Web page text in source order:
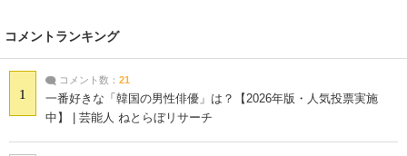
コメントランキング
1
コメント数： 21
一番好きな「韓国の男性俳優」は？【2026年版・人気投票実施
中】 | 芸能人 ねとらぼリサーチ